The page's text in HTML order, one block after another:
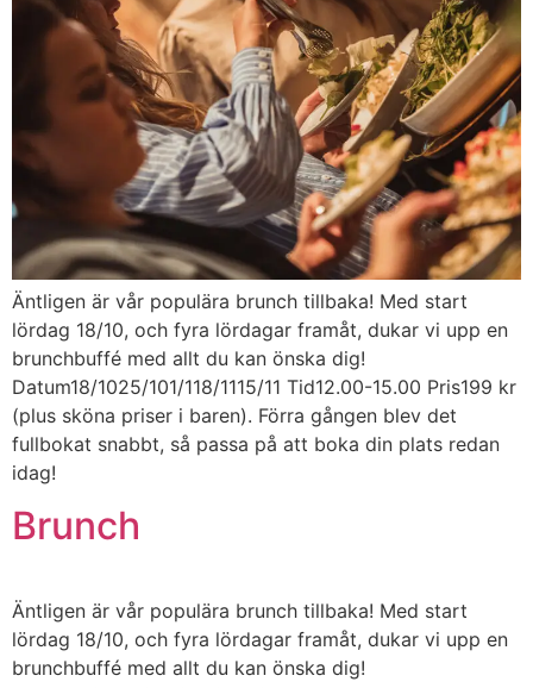
Äntligen är vår populära brunch tillbaka! Med start
lördag 18/10, och fyra lördagar framåt, dukar vi upp en
brunchbuffé med allt du kan önska dig!
Datum18/1025/101/118/1115/11 Tid12.00-15.00 Pris199 kr
(plus sköna priser i baren). Förra gången blev det
fullbokat snabbt, så passa på att boka din plats redan
idag!
Brunch
Äntligen är vår populära brunch tillbaka! Med start
lördag 18/10, och fyra lördagar framåt, dukar vi upp en
brunchbuffé med allt du kan önska dig!